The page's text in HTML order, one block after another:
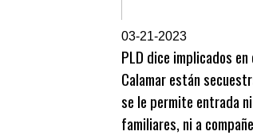
03-21-2023
PLD dice implicados en
Calamar están
se le permite entrada
familiares, ni a